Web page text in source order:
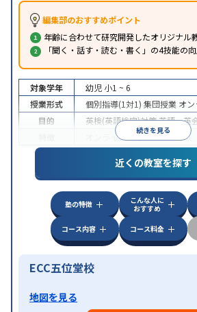
編集部のおすすめポイント
年齢に合わせて研究開発したオリジナル
「聞く・話す・読む・書く」の4技能の
続きを見る
対象学年 幼児 小1 ~ 6
授業形式
個別指導(1対1) 集団授業 オ
目的
英検(英語検定)対策英語・英
オンライン対応
近くの教室を探す
塾の特徴
こんな人に
おすすめ
コース内容
コース料金
ECC五位堂校
地図を見る